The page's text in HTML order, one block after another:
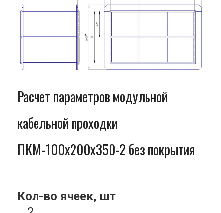
Расчет параметров модульной
кабельной проходки
ПКМ-100x200x350-2 без покрытия
Кол-во ячеек, шт